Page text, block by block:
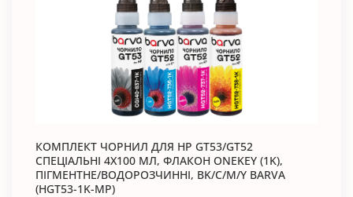
КОМПЛЕКТ ЧОРНИЛ ДЛЯ HP GT53/GT52
СПЕЦІАЛЬНІ 4X100 МЛ, ФЛАКОН ONEKEY (1K),
ПІГМЕНТНЕ/ВОДОРОЗЧИННІ, BK/C/M/Y BARVA
(HGT53-1K-MP)